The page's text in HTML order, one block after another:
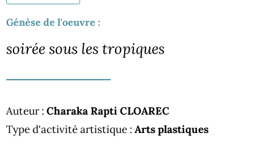
Génèse de l'oeuvre :
soirée sous les tropiques
Auteur : Charaka Rapti CLOAREC
Type d'activité artistique : Arts plastiques